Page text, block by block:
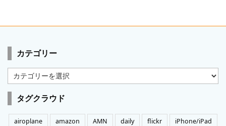
カテゴリー
カ
テ
ゴ
リ
ー
タグクラウド
airoplane amazon AMN daily flickr
iPhone/iPad